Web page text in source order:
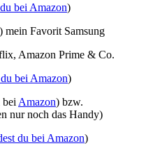
bei Amazon)
) mein Favorit Samsung
Amazon Prime & Co.
bei Amazon)
Amazon) bzw.
nur noch das Handy)
du bei Amazon)